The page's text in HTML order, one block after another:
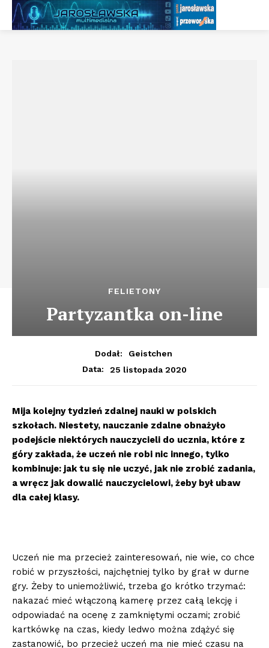
FELIETONY
Partyzantka on-line
Dodał:
Geistchen
Data:
25 listopada 2020
Mija kolejny tydzień zdalnej nauki w polskich
szkołach. Niestety, nauczanie zdalne obnażyło
podejście niektórych nauczycieli do ucznia, które z
góry zakłada, że uczeń nie robi nic innego, tylko
kombinuje: jak tu się nie uczyć, jak nie zrobić zadania,
a wręcz jak dowalić nauczycielowi, żeby był ubaw
dla całej klasy.
Uczeń nie ma przecież zainteresowań, nie wie, co chce
robić w przyszłości, najchętniej tylko by grał w durne
gry. Żeby to uniemożliwić, trzeba go krótko trzymać:
nakazać mieć włączoną kamerę przez całą lekcję i
odpowiadać na ocenę z zamkniętymi oczami; zrobić
kartkówkę na czas, kiedy ledwo można zdążyć się
zastanowić, bo przecież uczeń ma nie mieć czasu na